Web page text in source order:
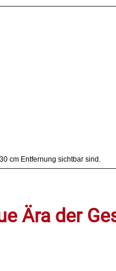
cm Entfernung sichtbar sind.
Ära der